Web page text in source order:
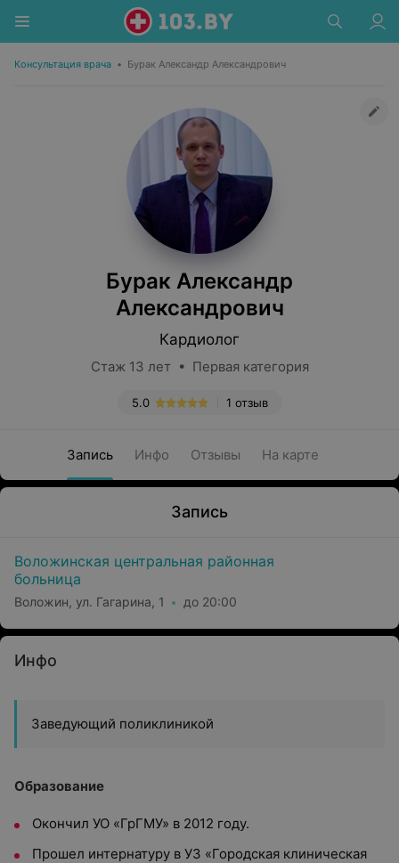
Консультация врача • Бурак Александр Александрович
Бурак Александр
Александрович
Кардиолог
Стаж 13 лет • Первая категория
1 отзыв
5.0
Запись Инфо Отзывы На карте
Запись
Воложинская центральная районная
больница
Воложин, ул. Гагарина, 1 до 20:00
Инфо
Заведующий поликлиникой
Образование
Окончил УО «ГрГМУ» в 2012 году.
Прошел интернатуру в УЗ «Городская клиническая